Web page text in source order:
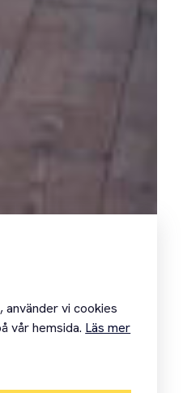
använder vi cookies
vår hemsida. Läs mer